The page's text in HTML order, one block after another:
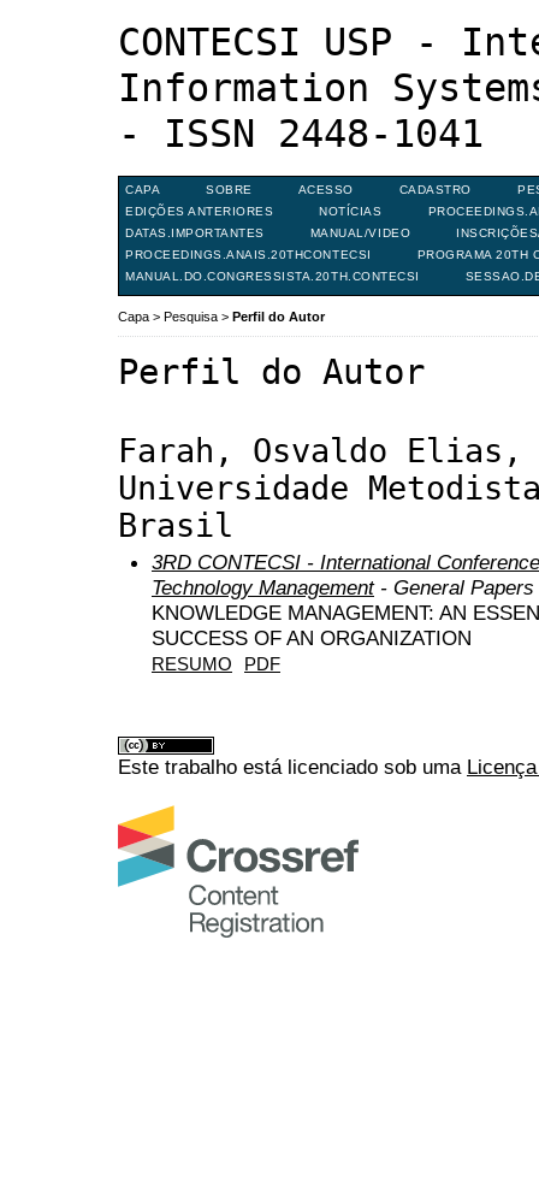
CONTECSI USP -
Information
- ISSN 2448-1041
CAPA SOBRE ACESSO CADASTRO
EDIÇÕES ANTERIORES
NOTÍCIAS
DATAS.IMPORTANTES
MANUAL/VIDEO
PROCEEDINGS.ANAIS.20THCONTECSI
PROGRAMA 20TH
MANUAL.DO.CONGRESSISTA.20TH.CONTECSI
Capa > Pesquisa > Perfil do Autor
Perfil do Autor
Farah, Osvaldo Elias,
Universidade
Brasil
3RD CONTECSI - International
Technology Management- General Papers
KNOWLEDGE MANAGEMENT: AN
SUCCESS OF AN ORGANIZATION
RESUMO PDF
Este trabalho está licenciado sob uma